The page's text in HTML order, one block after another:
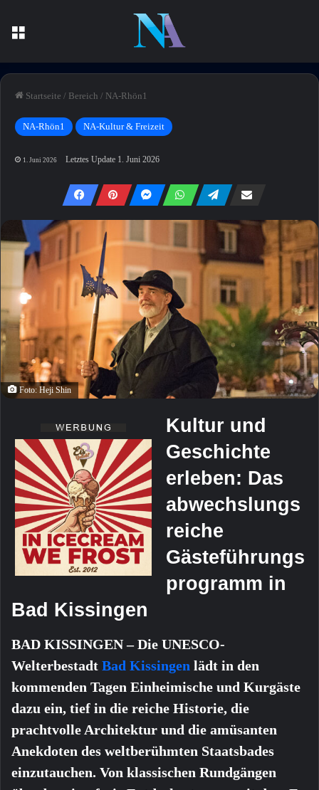
Startseite / Bereich / NA-Rhön1
NA-Rhön1 NA-Kultur & Freizeit
1. Juni 2026 Letztes Update 1. Juni 2026
Foto: Heji Shin
Kultur und
Geschichte
erleben: Das
abwechslungs
reiche
Gästeführungs
programm in
Bad Kissingen
BAD KISSINGEN – Die UNESCO-
Welterbestadt Bad Kissingen lädt in den
kommenden Tagen Einheimische und Kurgäste
dazu ein, tief in die reiche Historie, die
prachtvolle Architektur und die amüsanten
Anekdoten des weltberühmten Staatsbades
einzutauchen. Von klassischen Rundgängen